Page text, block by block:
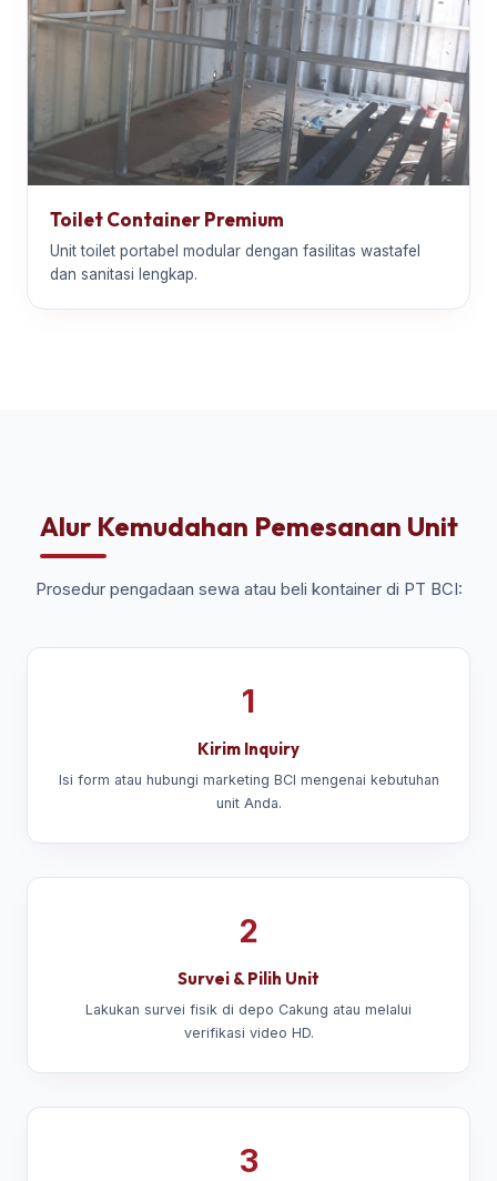
Toilet Container Premium
Unit toilet portabel modular dengan fasilitas wastafel
dan sanitasi lengkap.
Alur Kemudahan Pemesanan Unit
Prosedur pengadaan sewa atau beli kontainer di PT BCI:
1
Kirim Inquiry
Isi form atau hubungi marketing BCI mengenai kebutuhan
unit Anda.
2
Survei & Pilih Unit
Lakukan survei fisik di depo Cakung atau melalui
verifikasi video HD.
3